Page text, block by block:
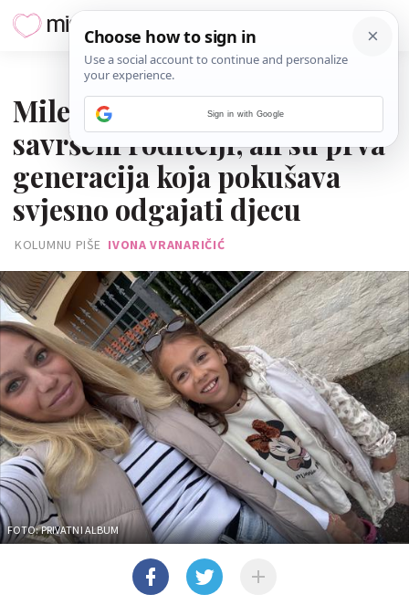
Milenijalci možda nisu
savršeni roditelji, ali su prva
generacija koja pokušava
svjesno odgajati djecu
KOLUMNU PIŠE IVONA VRANARIČIĆ
FOTO: PRIVATNI ALBUM
Sign in with Google